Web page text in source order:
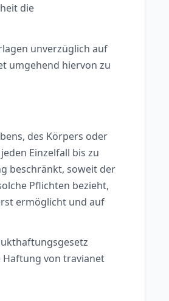
die
unverzüglich auf
umgehend hiervon zu
des Körpers oder
Einzelfall bis zu
beschränkt, soweit der
Pflichten bezieht,
ermöglicht und auf
Haftung von travianet